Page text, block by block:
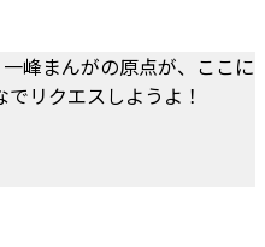
峰まんがの原点が、ここに
リクエスしようよ！